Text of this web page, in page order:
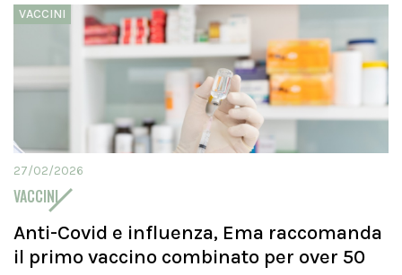
VACCINI
27/02/2026
VACCINI
Anti-Covid e influenza, Ema raccomanda
il primo vaccino combinato per over 50